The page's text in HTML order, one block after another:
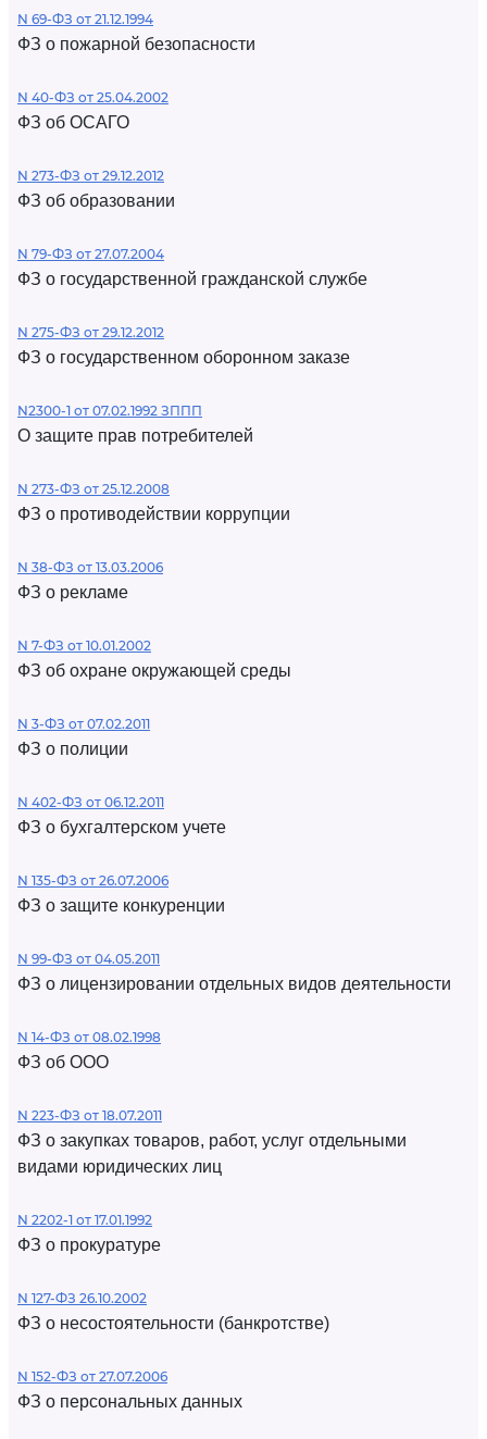
N 69-ФЗ от 21.12.1994
ФЗ о пожарной безопасности
N 40-ФЗ от 25.04.2002
ФЗ об ОСАГО
N 273-ФЗ от 29.12.2012
ФЗ об образовании
N 79-ФЗ от 27.07.2004
ФЗ о государственной гражданской службе
N 275-ФЗ от 29.12.2012
ФЗ о государственном оборонном заказе
N2300-1 от 07.02.1992 ЗППП
О защите прав потребителей
N 273-ФЗ от 25.12.2008
ФЗ о противодействии коррупции
N 38-ФЗ от 13.03.2006
ФЗ о рекламе
N 7-ФЗ от 10.01.2002
ФЗ об охране окружающей среды
N 3-ФЗ от 07.02.2011
ФЗ о полиции
N 402-ФЗ от 06.12.2011
ФЗ о бухгалтерском учете
N 135-ФЗ от 26.07.2006
ФЗ о защите конкуренции
N 99-ФЗ от 04.05.2011
ФЗ о лицензировании отдельных видов деятельности
N 14-ФЗ от 08.02.1998
ФЗ об ООО
N 223-ФЗ от 18.07.2011
ФЗ о закупках товаров, работ, услуг отдельными
видами юридических лиц
N 2202-1 от 17.01.1992
ФЗ о прокуратуре
N 127-ФЗ 26.10.2002
ФЗ о несостоятельности (банкротстве)
N 152-ФЗ от 27.07.2006
ФЗ о персональных данных